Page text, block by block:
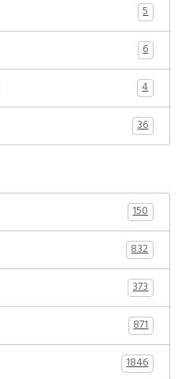
5
6
4
36
150
832
373
871
1846